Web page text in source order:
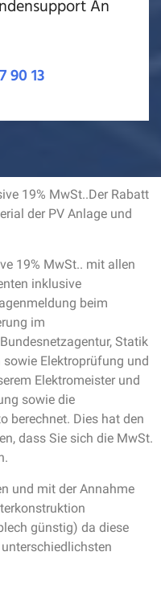
An
90 13
19% MwSt..Der Rabatt
der PV Anlage und
19% MwSt.. mit allen
inklusive
beim
im
Statik
Elektroprüfung und
Elektromeister und
sowie die
berechnet. Dies hat den
dass Sie sich die MwSt.
und mit der Annahme
günstig) da diese